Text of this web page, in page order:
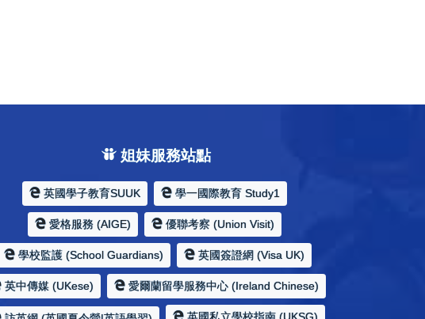
姐妹服務站點
英國學子教育SUUK 學一國際教育 Study1
愛格服務 (AIGE) 優聯考察 (Union Visit)
學校監護 (School Guardians) 英國簽證網 (Visa UK)
英中傳媒 (UKese) 愛爾蘭留學服務中心 (Ireland Chinese)